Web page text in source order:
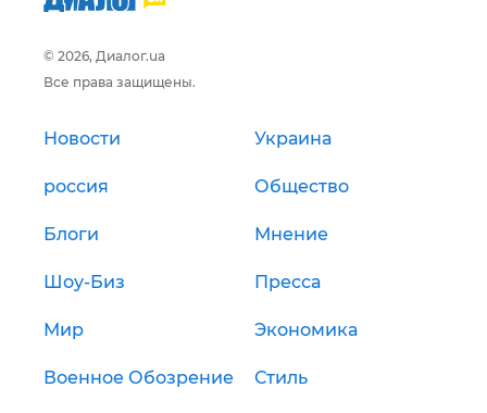
© 2026, Диалог.ua
Все права защищены.
Новости Украина
россия Общество
Блоги Мнение
Шоу-Биз Пресса
Мир Экономика
Военное Обозрение Стиль